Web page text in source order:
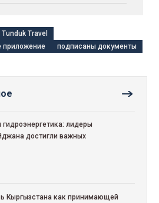
Tunduk Travel
приложение
подписаны документы
гидроэнергетика: лидеры
достигли важных
Кыргызстана как принимающей